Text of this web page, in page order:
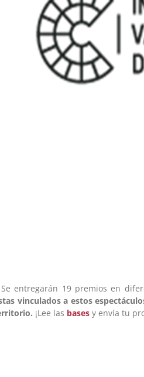
entregarán 19 premios en
vinculados a estos
¡Lee las basesy envía tu